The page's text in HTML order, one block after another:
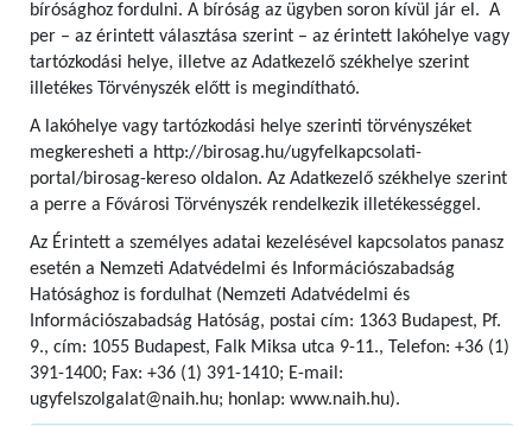
bírósághoz fordulni. A bíróság az ügyben soron kívül jár el. A
per – az érintett választása szerint – az érintett lakóhelye vagy
tartózkodási helye, illetve az Adatkezelő székhelye szerint
illetékes Törvényszék előtt is megindítható.
A lakóhelye vagy tartózkodási helye szerinti törvényszéket
megkeresheti a http://birosag.hu/ugyfelkapcsolati-
portal/birosag-kereso oldalon. Az Adatkezelő székhelye szerint
a perre a Fővárosi Törvényszék rendelkezik illetékességgel.
Az Érintett a személyes adatai kezelésével kapcsolatos panasz
esetén a Nemzeti Adatvédelmi és Információszabadság
Hatósághoz is fordulhat (Nemzeti Adatvédelmi és
Információszabadság Hatóság, postai cím: 1363 Budapest, Pf.
9., cím: 1055 Budapest, Falk Miksa utca 9-11., Telefon: +36 (1)
391-1400; Fax: +36 (1) 391-1410; E-mail:
ugyfelszolgalat@naih.hu; honlap: www.naih.hu).